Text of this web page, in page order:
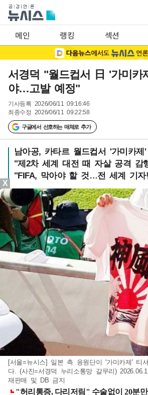
메인 랭킹 섹션
서경덕 "월드컵서 日 '가미카
야…고발 예정"
기사등록 2026/06/11 09:16:46
최종수정 2026/06/11 09:22:58
구글에서 선호하는 매체로 추가
남아공, 카타르 월드컵서 '가미카
"제2차 세계 대전 때 자살 공격 감
"FIFA, 막아야 할 것…전 세계 기
[서울=뉴시스] 일본 측 응원단이 '가미카제' 티
다. (사진=서경덕 누리소통망 갈무리)
재판매 및 DB 금지
X